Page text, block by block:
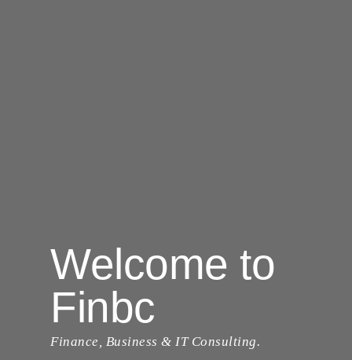
Welcome to
Finbc
Finance, Business & IT Consulting.